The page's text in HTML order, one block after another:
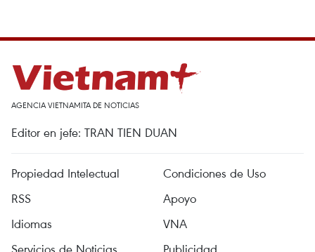
AGENCIA VIETNAMITA DE NOTICIAS
Editor en jefe: TRAN TIEN DUAN
Propiedad Intelectual
Condiciones de Uso
RSS
Apoyo
Idiomas
VNA